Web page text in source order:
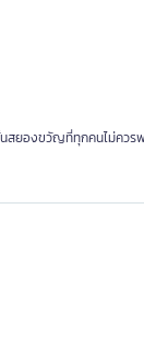
สยองขวัญที่ทุกคนไม่ควร